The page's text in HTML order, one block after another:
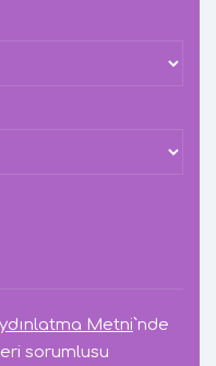
Metni`nde
sorumlusu